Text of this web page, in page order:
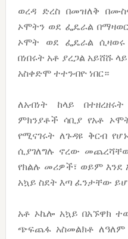
ወረዳ ድረስ በመዝለቅ
ኦሞትን ወደ ፌዴራል
ኦሞት ወደ ፌዴራል ሲዛወሩ
በነበሩት አቶ ያረጋል አይሸሹ
አስቀድሞ ተተንብዮ ነበር።
ለአብነት ከላይ
ምክንያቶች ሳቢያ የአቶ
የሚናገሩት ለጉዳዩ ቅርብ
ሲያገለግሉ ኖረው
የክልሉ መሪዎች፣ ወይም
አኳይ ስደት እጣ ፈንታቸው
አቶ ኦኬሎ አኳይ በአኙዋክ
ጭፍጨፋ አስመልክቶ ለዓለም